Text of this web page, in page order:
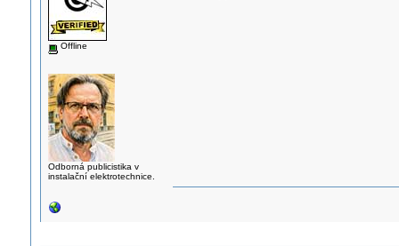
Offline
Odborná publicistika v
instalační elektrotechnice.